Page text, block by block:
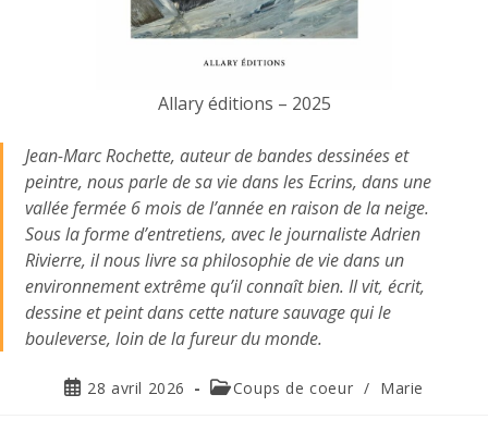
Allary éditions – 2025
Jean-Marc Rochette, auteur de bandes dessinées et
peintre, nous parle de sa vie dans les Ecrins, dans une
vallée fermée 6 mois de l’année en raison de la neige.
Sous la forme d’entretiens, avec le journaliste Adrien
Rivierre, il nous livre sa philosophie de vie dans un
environnement extrême qu’il connaît bien. Il vit, écrit,
dessine et peint dans cette nature sauvage qui le
bouleverse, loin de la fureur du monde.
28 avril 2026 Coups de coeur / Marie